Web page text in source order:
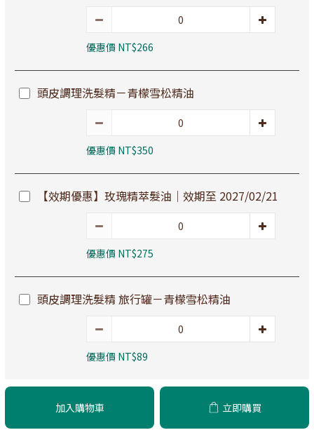
優惠價 NT$266
頭皮調理洗髮精－青檬雪松精油
優惠價 NT$350
【效期優惠】玫瑰精萃髮油｜效期至 2027/02/21
優惠價 NT$275
頭皮調理洗髮精 旅行罐－青檬雪松精油
優惠價 NT$89
加入購物車 立即購買